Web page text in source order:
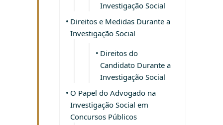
Investigação Social
Direitos e Medidas Durante a
Investigação Social
Direitos do
Candidato Durante a
Investigação Social
O Papel do Advogado na
Investigação Social em
Concursos Públicos